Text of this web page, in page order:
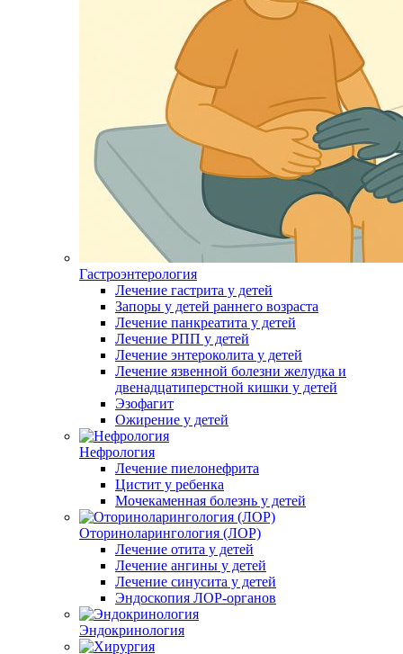
Гастроэнтерология
Лечение гастрита у детей
Запоры у детей раннего возраста
Лечение панкреатита у детей
Лечение РПП у детей
Лечение энтероколита у детей
Лечение язвенной болезни желудка и
двенадцатиперстной кишки у детей
Эзофагит
Ожирение у детей
Нефрология
Лечение пиелонефрита
Цистит у ребенка
Мочекаменная болезнь у детей
Оториноларингология (ЛОР)
Лечение отита у детей
Лечение ангины у детей
Лечение синусита у детей
Эндоскопия ЛОР-органов
Эндокринология